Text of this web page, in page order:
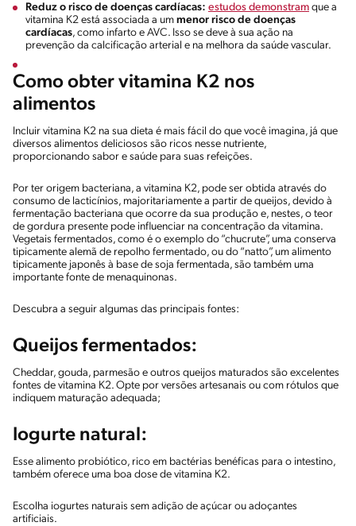
Reduz o risco de doenças cardíacas: estudos demonstram que a
vitamina K2 está associada a um menor risco de doenças
cardíacas, como infarto e AVC. Isso se deve à sua ação na
prevenção da calcificação arterial e na melhora da saúde vascular.
Como obter vitamina K2 nos
alimentos
Incluir vitamina K2 na sua dieta é mais fácil do que você imagina, já que
diversos alimentos deliciosos são ricos nesse nutriente,
proporcionando sabor e saúde para suas refeições.
Por ter origem bacteriana, a vitamina K2, pode ser obtida através do
consumo de lacticínios, majoritariamente a partir de queijos, devido à
fermentação bacteriana que ocorre da sua produção e, nestes, o teor
de gordura presente pode influenciar na concentração da vitamina.
Vegetais fermentados, como é o exemplo do “chucrute”, uma conserva
tipicamente alemã de repolho fermentado, ou do “natto”, um alimento
tipicamente japonês à base de soja fermentada, são também uma
importante fonte de menaquinonas.
Descubra a seguir algumas das principais fontes:
Queijos fermentados:
Cheddar, gouda, parmesão e outros queijos maturados são excelentes
fontes de vitamina K2. Opte por versões artesanais ou com rótulos que
indiquem maturação adequada;
Iogurte natural:
Esse alimento probiótico, rico em bactérias benéficas para o intestino,
também oferece uma boa dose de vitamina K2.
Escolha iogurtes naturais sem adição de açúcar ou adoçantes
artificiais.